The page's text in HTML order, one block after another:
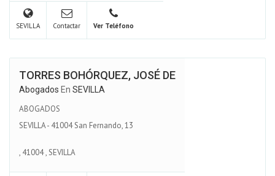
SEVILLA Contactar Ver Teléfono
TORRES BOHÓRQUEZ, JOSÉ DE
Abogados En SEVILLA
ABOGADOS
SEVILLA - 41004 San Fernando, 13
, 41004,SEVILLA